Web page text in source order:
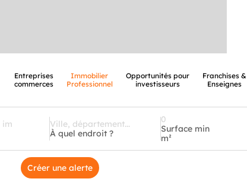
Entreprises
commerces
Immobilier
Professionnel
Opportunités pour
investisseurs
Franchises &
Enseignes
À quel endroit ?
Surface min
m²
Créer une alerte